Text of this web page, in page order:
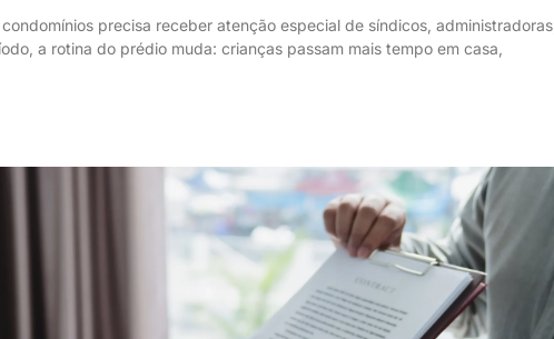
precisa receber atenção especial de síndicos, administradoras,
a rotina do prédio muda: crianças passam mais tempo em casa,